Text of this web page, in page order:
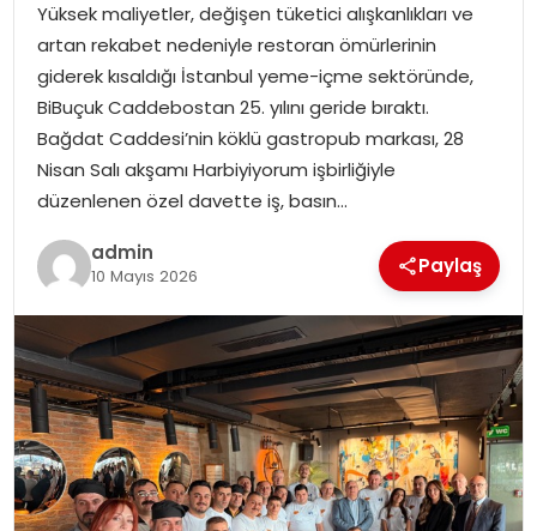
MAGAZIN
SAĞLIK
SOSYAL HABER
Yüksek maliyetler, değişen tüketici alışkanlıkları ve
artan rekabet nedeniyle restoran ömürlerinin
giderek kısaldığı İstanbul yeme-içme sektöründe,
BiBuçuk Caddebostan 25. yılını geride bıraktı.
Bağdat Caddesi’nin köklü gastropub markası, 28
Nisan Salı akşamı Harbiyiyorum işbirliğiyle
düzenlenen özel davette iş, basın…
admin
10 Mayıs 2026 Paylaş